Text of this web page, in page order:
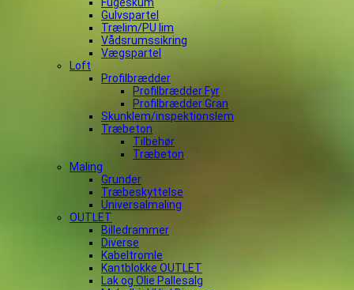
Gulvspartel
Trælim/PU lim
Vådsrumssikring
Vægspartel
Loft
Profilbrædder
Profilbrædder Fyr
Profilbrædder Gran
Skunklem/inspektionslem
Træbeton
Tilbehør
Træbeton
Maling
Grunder
Træbeskyttelse
Universalmaling
OUTLET
Billedrammer
Diverse
Kabeltromle
Kantblokke OUTLET
Lak og Olie Pallesalg